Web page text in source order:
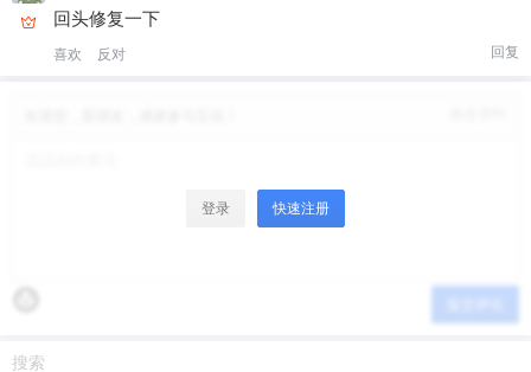
回头修复一下
喜欢 反对 回复
登录 快速注册